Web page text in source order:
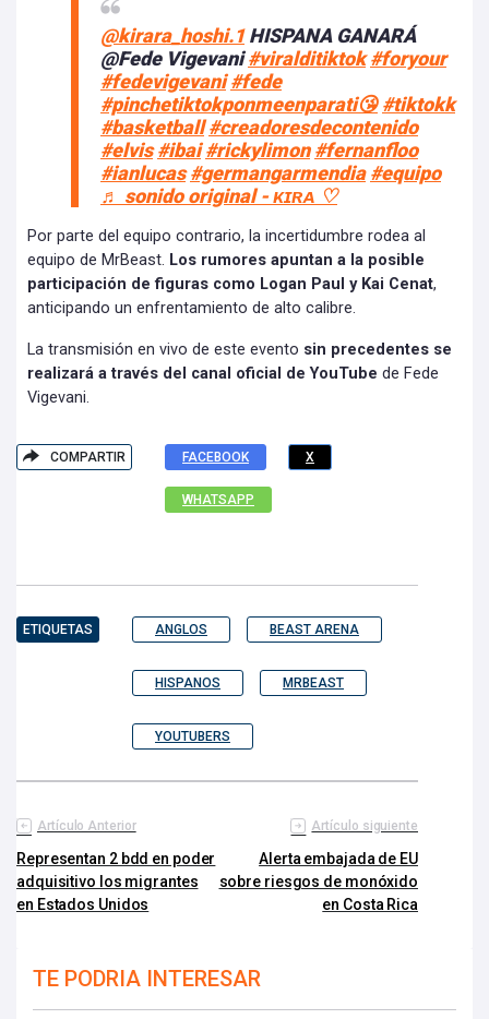
@kirara_hoshi.1HISPANA GANARÁ
@Fede Vigevani#viralditiktok #foryour
#fedevigevani #fede
#pinchetiktokponmeenparati😘 #tiktokk
#basketball #creadoresdecontenido
#elvis #ibai #rickylimon #fernanfloo
#ianlucas #germangarmendia #equipo
♬ sonido original - ᴋɪʀᴀ ♡
Por parte del equipo contrario, la incertidumbre rodea al
equipo de MrBeast. Los rumores apuntan a la posible
participación de figuras como Logan Paul y Kai Cenat,
anticipando un enfrentamiento de alto calibre.
La transmisión en vivo de este evento sin precedentes se
realizará a través del canal oficial de YouTube de Fede
Vigevani.
COMPARTIR FACEBOOK X
WHATSAPP
ETIQUETAS ANGLOS BEAST ARENA
HISPANOS MRBEAST
YOUTUBERS
Artículo Anterior
Representan 2 bdd en poder
adquisitivo los migrantes
en Estados Unidos
Artículo siguiente
Alerta embajada de EU
sobre riesgos de monóxido
en Costa Rica
TE PODRIA INTERESAR